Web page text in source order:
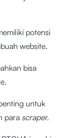
potensi
website.
bisa
untuk
para scraper.